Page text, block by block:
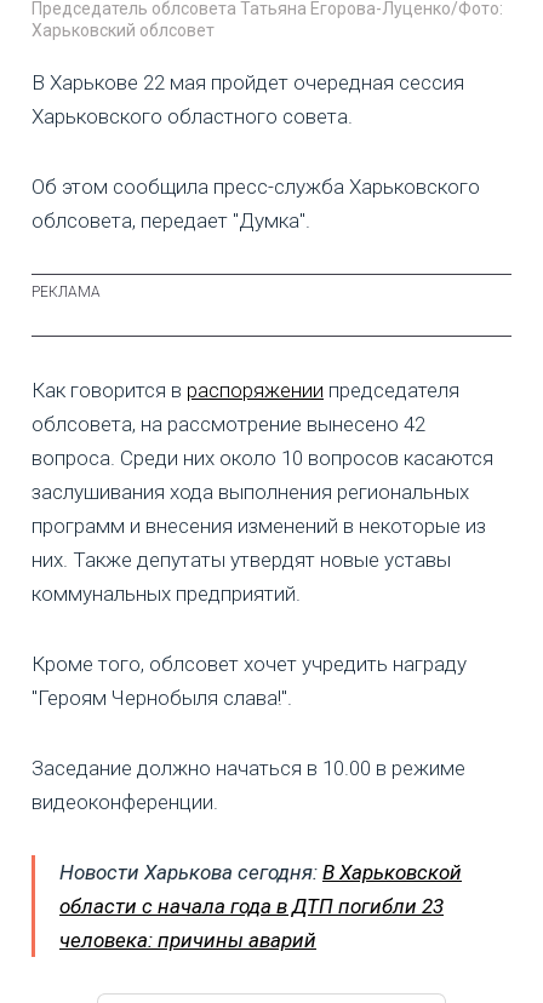
Председатель облсовета Татьяна Егорова-Луценко/Фото:
Харьковский облсовет
В Харькове 22 мая пройдет очередная сессия
Харьковского областного совета.
Об этом сообщила пресс-служба Харьковского
облсовета, передает "Думка".
Как говорится в распоряжении председателя
облсовета, на рассмотрение вынесено 42
вопроса. Среди них около 10 вопросов касаются
заслушивания хода выполнения региональных
программ и внесения изменений в некоторые из
них. Также депутаты утвердят новые уставы
коммунальных предприятий.
Кроме того, облсовет хочет учредить награду
"Героям Чернобыля слава!".
Заседание должно начаться в 10.00 в режиме
видеоконференции.
Новости Харькова сегодня: В Харьковской
области с начала года в ДТП погибли 23
человека: причины аварий